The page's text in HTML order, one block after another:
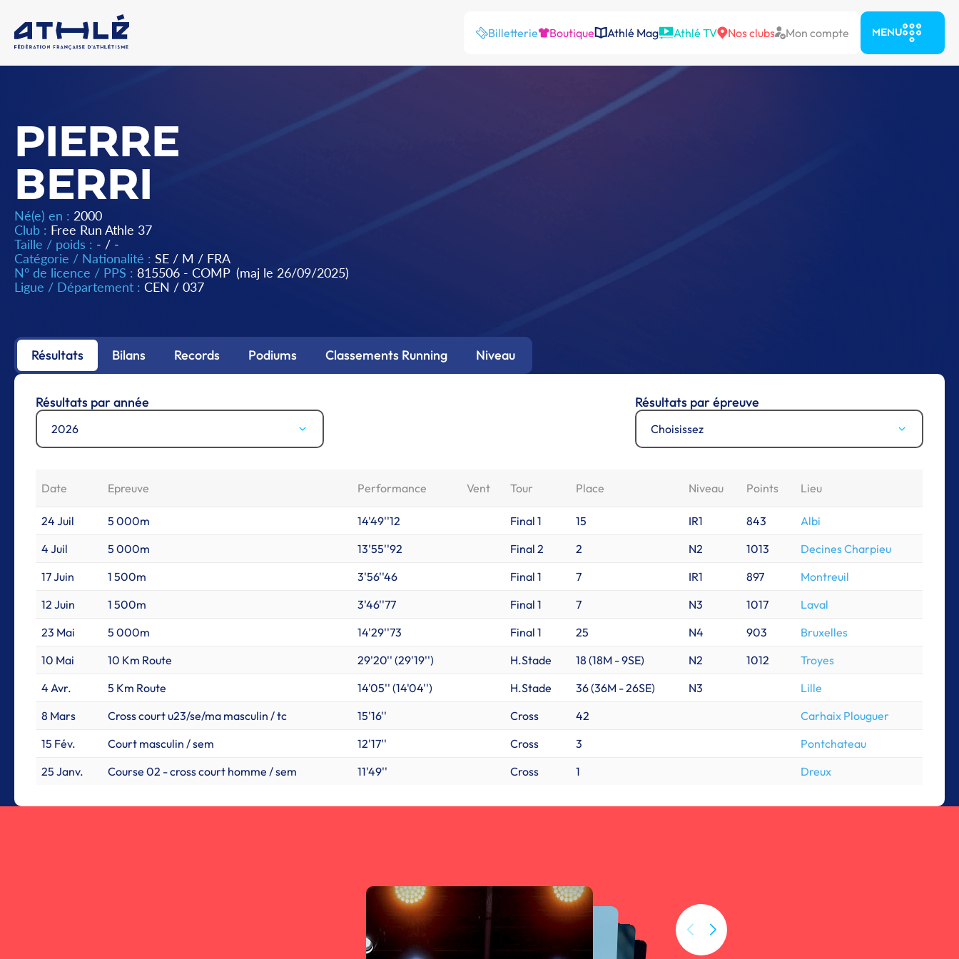
Billetterie Boutique Athlé Mag Athlé TV Nos clubs Mon compte MENU
PIERRE
BERRI
Né(e) en : 2000
Club : Free Run Athle 37
Taille / poids : - / -
Catégorie / Nationalité : SE / M / FRA
N° de licence / PPS : 815506 - COMP (maj le 26/09/2025)
Ligue / Département : CEN / 037
Résultats Bilans Records Podiums Classements Running Niveau
Résultats par année
2026
Résultats par épreuve
Choisissez
Date Epreuve Performance Vent Tour Place Niveau Points Lieu
24 Juil 5 000m 14'49''12 Final 1 15 IR1 843
Albi
4 Juil
5 000m 13'55''92 Final 2 2 N2 1013
Decines Charpieu
17 Juin
1 500m 3'56''46 Final 1 7 IR1 897
Montreuil
12 Juin
1 500m 3'46''77 Final 1 7 N3 1017
Laval
23 Mai
5 000m 14'29''73 Final 1 25 N4 903
Bruxelles
10 Mai
10 Km Route 29'20'' (29'19'') H.Stade 18 (18M -9SE) N2 1012
Troyes
4 Avr.
5 Km Route 14'05'' (14'04'') H.Stade 36 (36M -26SE) N3
Lille
8 Mars
Cross court u23/se/ma masculin / tc 15'16'' Cross 42
Carhaix Plouguer
15 Fév.
Court masculin / sem 12'17'' Cross 3
Pontchateau
25 Janv.
Course 02 - cross court homme / sem 11'49'' Cross 1 Dreux